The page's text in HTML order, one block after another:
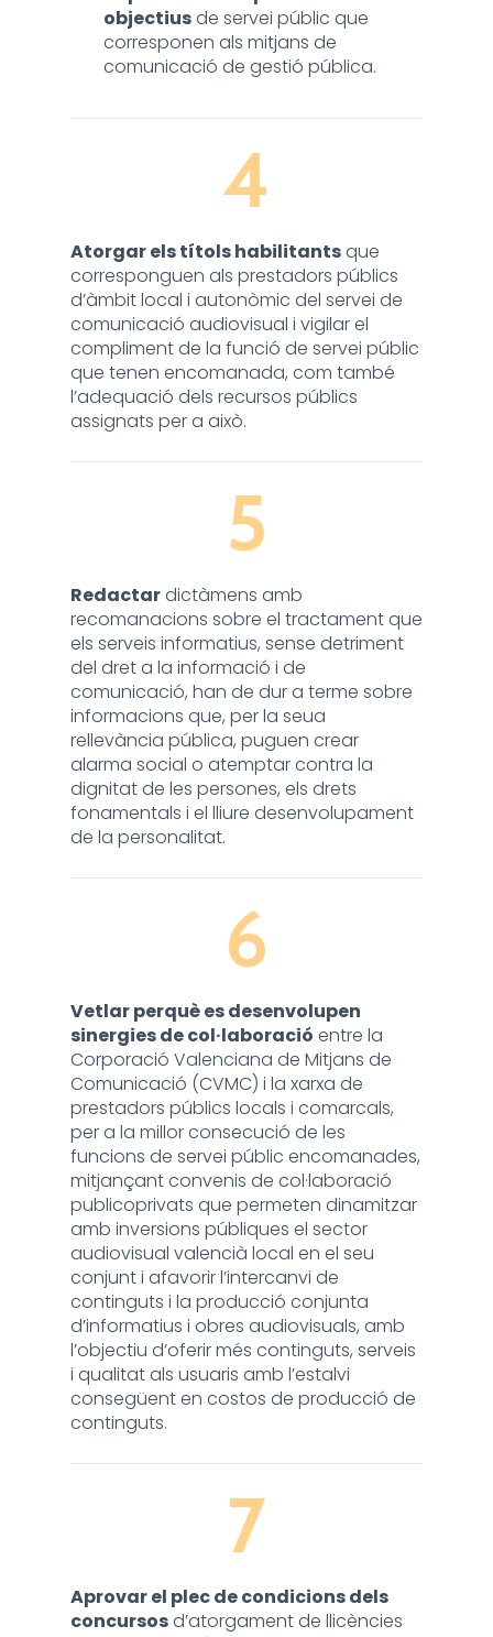
objectiusde servei públic que
corresponen als mitjans de
comunicació de gestió pública.
4
Atorgar els títols habilitantsque
corresponguen als prestadors públics
d’àmbit local i autonòmic del servei de
comunicació audiovisual i vigilar el
compliment de la funció de servei públic
que tenen encomanada, com també
l’adequació dels recursos públics
assignats per a això.
5
Redactardictàmens amb
recomanacions sobre el tractament que
els serveis informatius, sense detriment
del dret a la informació i de
comunicació, han de dur a terme sobre
informacions que, per la seua
rellevància pública, puguen crear
alarma social o atemptar contra la
dignitat de les persones, els drets
fonamentals i el lliure desenvolupament
de la personalitat.
6
Vetlar perquè es desenvolupen
sinergies de col·laboració entre la
Corporació Valenciana de Mitjans de
Comunicació (CVMC) i la xarxa de
prestadors públics locals i comarcals,
per a la millor consecució de les
funcions de servei públic encomanades,
mitjançant convenis de col·laboració
publicoprivats que permeten dinamitzar
amb inversions públiques el sector
audiovisual valencià local en el seu
conjunt i afavorir l’intercanvi de
continguts i la producció conjunta
d’informatius i obres audiovisuals, amb
l’objectiu d’oferir més continguts, serveis
i qualitat als usuaris amb l’estalvi
consegüent en costos de producció de
continguts.
7
Aprovar el plec de condicions dels
concursosd’atorgament de llicències